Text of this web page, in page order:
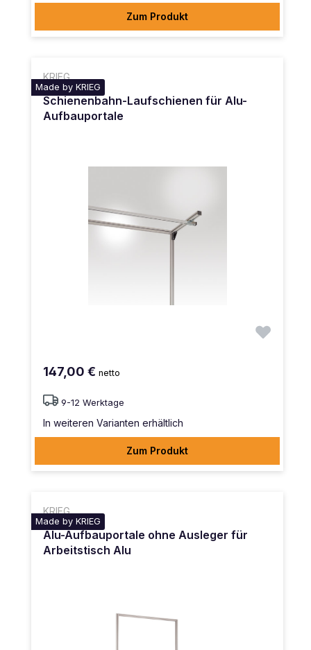
Zum Produkt
KRIEG
Made by KRIEG
Schienenbahn-Laufschienen für Alu-
Aufbauportale
147,00 € netto
9-12 Werktage
In weiteren Varianten erhältlich
Zum Produkt
KRIEG
Made by KRIEG
Alu-Aufbauportale ohne Ausleger für
Arbeitstisch Alu